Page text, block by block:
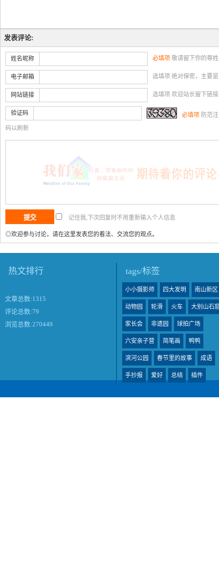
发表评论:
姓名昵称 必填项 敬请留下你的尊
电子邮箱 选填项 绝对保密，主要
网站链接 选填项 欢迎站长留下链
验证码 必填项 防范
码以刷新
记住我,下次回复时不用重新输入个人信息
◎欢迎参与讨论，请在这里发表您的看法、交流您的观点。
热文排行
文章总数:1315
评论总数:79
浏览总数:270449
tags/标签
小小摄影师 四大发明 南山新区
动物园 轮滑 火车 大别山石
家长会 非遗园 球拍广场
六安亲子营 简笔画 鸭鸭
滨河公园 春节里的故事 成语
手抄报 爱好 总结 插件